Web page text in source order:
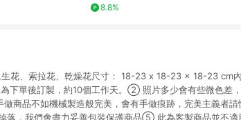
8.8%
花、索拉花、乾燥花尺寸： 18-23 x 18-23 x 18-23 cm
單後訂製，約10個工作天。➁ 照片多少會有些微色差
商品不如機械製造般完美，會有手做痕跡，完美主義者
落，我們會盡力妥善包裝保護商品➄ 此為客製商品並不